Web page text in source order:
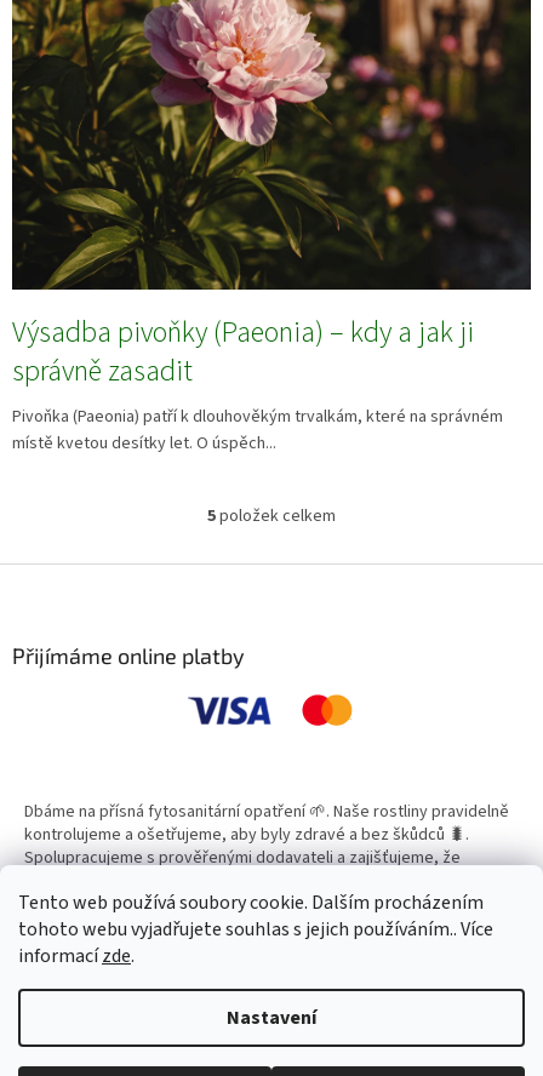
Tento web používá soubory cookie. Dalším procházením
tohoto webu vyjadřujete souhlas s jejich používáním.. Více
informacízde.
Nastavení
Výsadba pivoňky (Paeonia) – kdy a jak ji
správně zasadit
Pivoňka (Paeonia) patří k dlouhověkým trvalkám, které na správném
místě kvetou desítky let. O úspěch...
O
l
p
r
y
v
ý
p
i
s
u
5položek celkem
Přijímáme online platby
Dbáme na přísná fytosanitární opatření 🌱. Naše rostliny pravidelně
kontrolujeme a ošetřujeme, aby byly zdravé a bez škůdců 🐛.
Spolupracujeme s prověřenými dodavateli a zajišťujeme, že